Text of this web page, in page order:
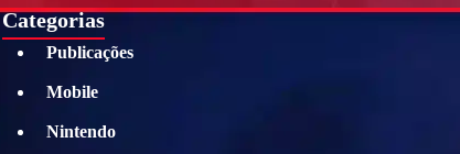
Categorias
Publicações
Mobile
Nintendo